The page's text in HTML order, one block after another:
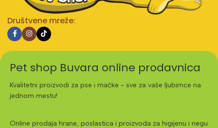
Društvene mreže:
Pet shop Buvara online prodavnica
Kvalitetni proizvodi za pse i mačke - sve za vaše ljubimce na
jednom mestu!
Online prodaja hrane, poslastica i proizvoda za higijenu i negu